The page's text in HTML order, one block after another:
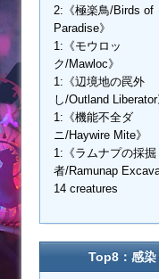
2:《極楽鳥/Birds of
Paradise》
1:《モウロッ
ク/Mawloc》
1:《辺境地の罠外
し/Outland Liberator
1:《機能不全ダ
ニ/Haywire Mite》
1:《ラムナプの採掘
者/Ramunap
14 creatures
Top8：感